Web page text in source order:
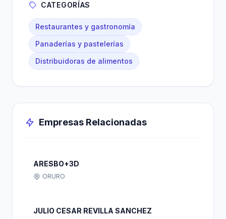
CATEGORÍAS
Restaurantes y gastronomía
Panaderías y pastelerías
Distribuidoras de alimentos
Empresas Relacionadas
ARESBO+3D
ORURO
JULIO CESAR REVILLA SANCHEZ